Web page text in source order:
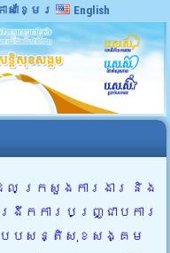
ាសាខ្មែរ English
ែល ក្រសួងការងារ និង
រីកការបញ្ជ្រាបការ
បបសន្តិសុខសង្គម